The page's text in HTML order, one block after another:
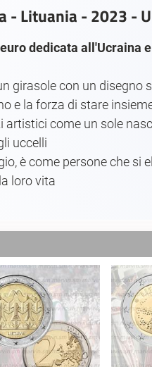
- Lituania - 2023 -
dedicata all'Ucraina
girasole con un disegno
e la forza di stare
artistici come un sole
uccelli
è come persone che
loro vita